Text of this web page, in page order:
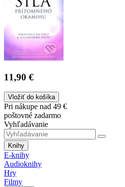
11,90 €
Vložiť do košíka
Pri nákupe nad 49 €
poštovné zadarmo
Vyhľadávanie
Knihy
E-knihy
Audioknihy
Hry
Filmy